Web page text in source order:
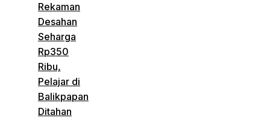
Rekaman
Desahan
Seharga
Rp350
Ribu,
Pelajar di
Balikpapan
Ditahan